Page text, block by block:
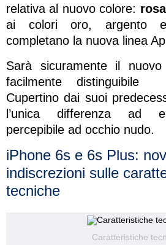
relativa al nuovo colore:
ai colori oro, argento
completano la nuova linea
Sarà sicuramente il
facilmente distinguibile
Cupertino dai suoi
l’unica differenza ad
percepibile ad occhio nudo.
iPhone 6s e 6s Plus:
indiscrezioni sulle
tecniche
Caratteristiche